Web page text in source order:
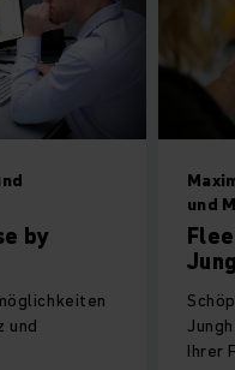
by
und
und
Ihrer